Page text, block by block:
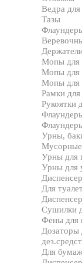
Ведра
Тазы
Мопы для
Мопы для
Мопы для
Рамки
Рукоятки
Урны,
Мусорные
Урны для
Урны для
Для
Сушилки
Фены для
Дозаторы
Для